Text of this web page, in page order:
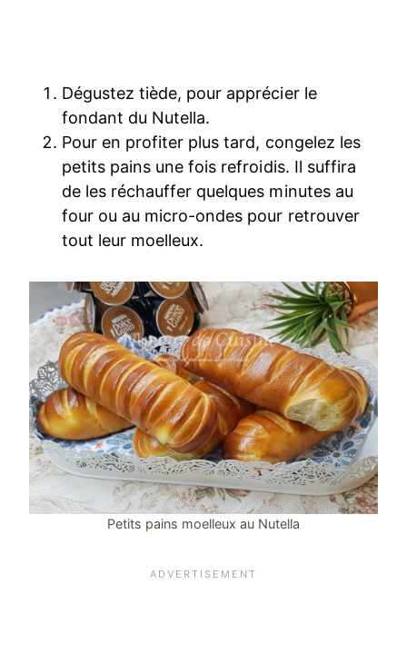
Dégustez tiède, pour apprécier le
fondant du Nutella.
Pour en profiter plus tard, congelez les
petits pains une fois refroidis. Il suffira
de les réchauffer quelques minutes au
four ou au micro-ondes pour retrouver
tout leur moelleux.
Petits pains moelleux au Nutella